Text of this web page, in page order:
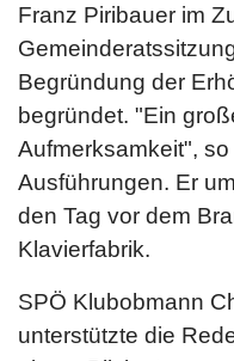
Franz Piribauer im
Begründung der
begründet. "Ein
Aufmerksamkeit",
Ausführungen. Er
den Tag vor dem
Klavierfabrik.
SPÖ Klubobmann
unterstützte die